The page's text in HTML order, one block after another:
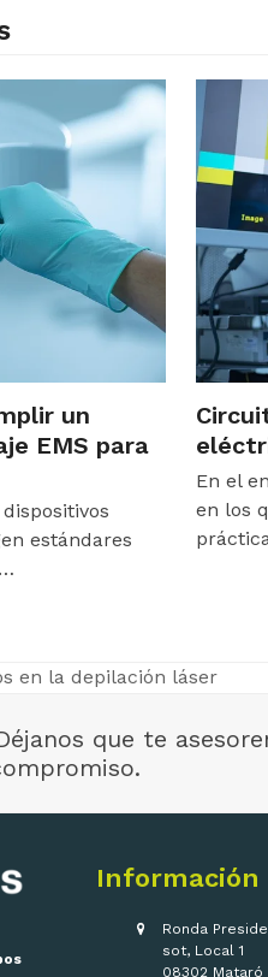
un
EMS para
estándares
En el
en los
en la depilación láser
que te
Información
Ronda
sot, Local 1
08302 Mataró